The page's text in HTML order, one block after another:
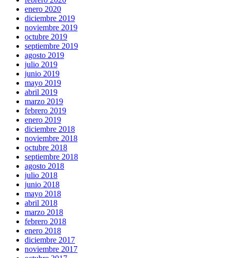
enero 2020
diciembre 2019
noviembre 2019
octubre 2019
septiembre 2019
agosto 2019
julio 2019
junio 2019
mayo 2019
abril 2019
marzo 2019
febrero 2019
enero 2019
diciembre 2018
noviembre 2018
octubre 2018
septiembre 2018
agosto 2018
julio 2018
junio 2018
mayo 2018
abril 2018
marzo 2018
febrero 2018
enero 2018
diciembre 2017
noviembre 2017